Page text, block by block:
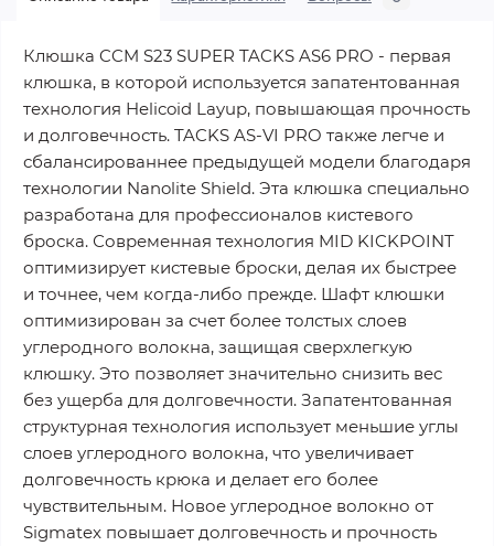
Клюшка CCM S23 SUPER TACKS AS6 PRO - первая
клюшка, в которой используется запатентованная
технология Helicoid Layup, повышающая прочность
и долговечность. TACKS AS-VI PRO также легче и
сбалансированнее предыдущей модели благодаря
технологии Nanolite Shield. Эта клюшка специально
разработана для профессионалов кистевого
броска. Современная технология MID KICKPOINT
оптимизирует кистевые броски, делая их быстрее
и точнее, чем когда-либо прежде. Шафт клюшки
оптимизирован за счет более толстых слоев
углеродного волокна, защищая сверхлегкую
клюшку. Это позволяет значительно снизить вес
без ущерба для долговечности. Запатентованная
структурная технология использует меньшие углы
слоев углеродного волокна, что увеличивает
долговечность крюка и делает его более
чувствительным. Новое углеродное волокно от
Sigmatex повышает долговечность и прочность